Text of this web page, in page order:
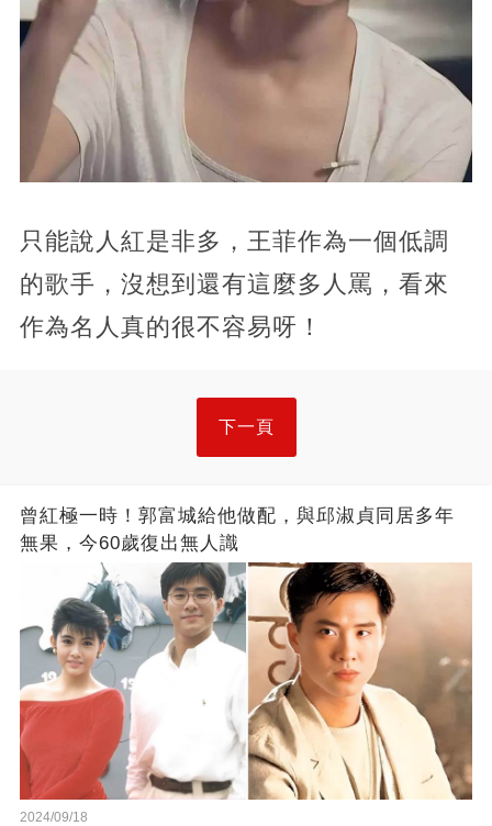
只能說人紅是非多，王菲作為一個低調
的歌手，沒想到還有這麼多人罵，看來
作為名人真的很不容易呀！
下一頁
曾紅極一時！郭富城給他做配，與邱淑貞同居多年
無果，今60歲復出無人識
2024/09/18